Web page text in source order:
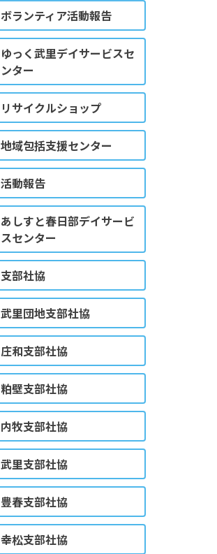
ボランティア活動報告
ゆっく武里デイサービスセ
ンター
リサイクルショップ
地域包括支援センター
活動報告
あしすと春日部デイサービ
スセンター
支部社協
武里団地支部社協
庄和支部社協
粕壁支部社協
内牧支部社協
武里支部社協
豊春支部社協
幸松支部社協